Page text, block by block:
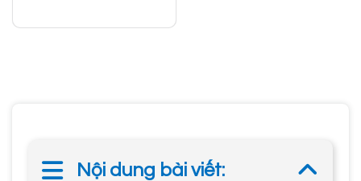
Nội dung bài viết: